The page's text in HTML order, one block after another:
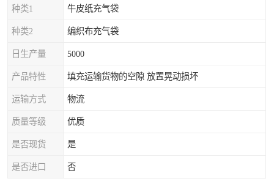
种类1 牛皮纸充气袋
种类2 编织布充气袋
日生产量 5000
产品特性 填充运输货物的空隙 放置晃动损坏
运输方式 物流
质量等级 优质
是否现货 是
是否进口 否